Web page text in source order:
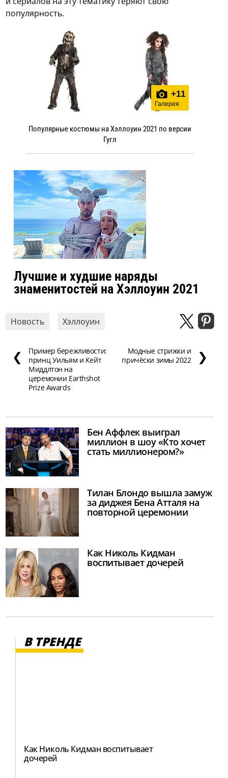
популярность.
+11
Галерея
Популярные костюмы на Хэллоуин 2021 по версии
Гугл
Лучшие и худшие наряды
знаменитостей на Хэллоуин 2021
Новость Хэллоуин
❮
Пример бережливости:
принц Уильям и Кейт
Миддлтон на
церемонии Earthshot
Prize Awards
Модные стрижки и
причёски зимы 2022
❯
Бен Аффлек выиграл
миллион в шоу «Кто хочет
стать миллионером?»
Тилан Блондо вышла замуж
за диджея Бена Атталя на
повторной церемонии
Как Николь Кидман
воспитывает дочерей
В ТРЕНДЕ
Как Николь Кидман воспитывает
дочерей